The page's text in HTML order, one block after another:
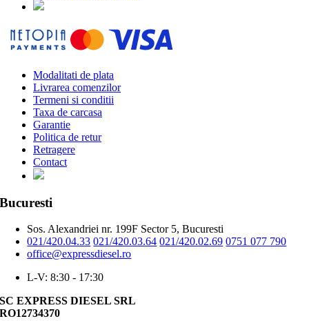
Modalitati de plata
Livrarea comenzilor
Termeni si conditii
Taxa de carcasa
Garantie
Politica de retur
Retragere
Contact
Bucuresti
Sos. Alexandriei nr. 199F Sector 5, Bucuresti
021/420.04.33 021/420.03.64 021/420.02.69 0751 077 790
office@expressdiesel.ro
L-V: 8:30 - 17:30
SC EXPRESS DIESEL SRL
RO12734370